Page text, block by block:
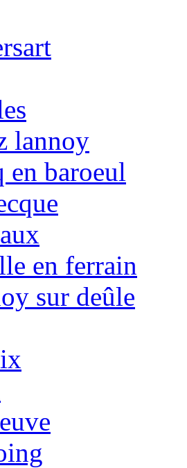
lannoy
en baroeul
en ferrain
sur deûle